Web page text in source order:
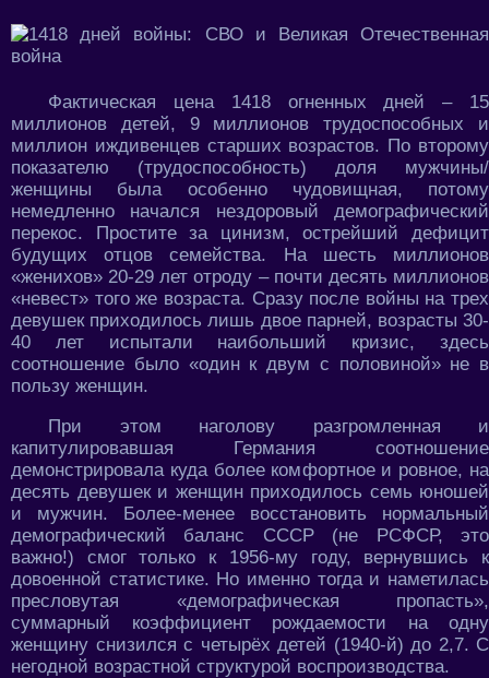
Фактическая цена 1418 огненных дней – 15
миллионов детей, 9 миллионов трудоспособных и
миллион иждивенцев старших возрастов. По второму
показателю (трудоспособность) доля мужчины/
женщины была особенно чудовищная, потому
немедленно начался нездоровый демографический
перекос. Простите за цинизм, острейший дефицит
будущих отцов семейства. На шесть миллионов
«женихов» 20-29 лет отроду – почти десять миллионов
«невест» того же возраста. Сразу после войны на трех
девушек приходилось лишь двое парней, возрасты 30-
40 лет испытали наибольший кризис, здесь
соотношение было «один к двум с половиной» не в
пользу женщин.
При этом наголову разгромленная и
капитулировавшая Германия соотношение
демонстрировала куда более комфортное и ровное, на
десять девушек и женщин приходилось семь юношей
и мужчин. Более-менее восстановить нормальный
демографический баланс СССР (не РСФСР, это
важно!) смог только к 1956-му году, вернувшись к
довоенной статистике. Но именно тогда и наметилась
пресловутая «демографическая пропасть»,
суммарный коэффициент рождаемости на одну
женщину снизился с четырёх детей (1940-й) до 2,7. С
негодной возрастной структурой воспроизводства.